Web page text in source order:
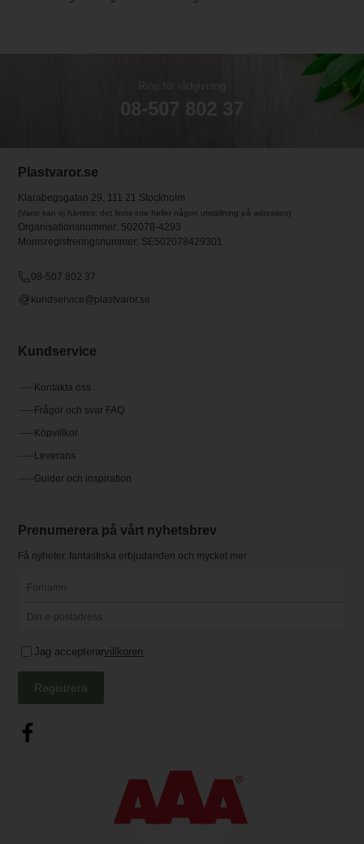
Ring för rådgivning
08-507 802 37
Plastvaror.se
Klarabegsgatan 29, 111 21 Stockholm
(Varor kan ej hämtes; det finns inte heller någon utställning på adressen)
Organisationsnummer: 502078-4293
Momsregistreringsnummer: SE502078429301
08-507 802 37
kundservice@plastvaror.se
Kundservice
Kontakta oss
Frågor och svar FAQ
Köpvillkor
Leverans
Guider och inspiration
Prenumerera på vårt nyhetsbrev
Få nyheter, fantastiska erbjudanden och mycket mer
Jag accepterarvillkoren
Registrera